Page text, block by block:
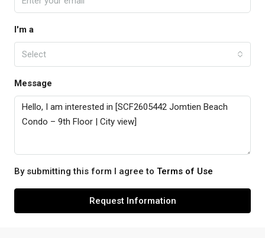
I'm a
Select
Message
By submitting this form I agree to Terms of Use
Request Information